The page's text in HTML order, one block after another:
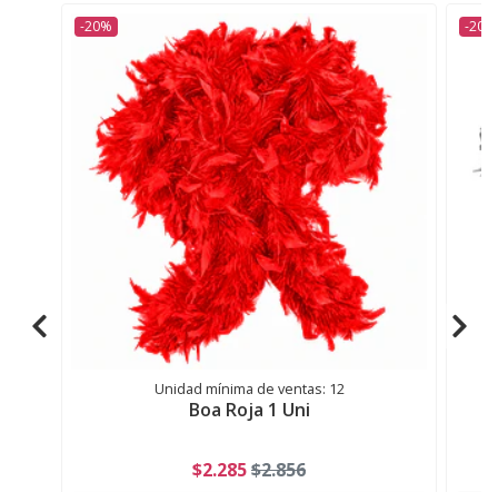
-20%
Unidad mínima de ventas: 12
Boa Roja 1 Uni
$2.285$2.856
-20%